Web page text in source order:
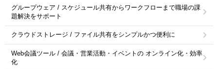
グループウェア / スケジュール共有からワークフローまで職場の課
題解決をサポート
クラウドストレージ / ファイル共有をシンプルかつ便利に
Web会議ツール / 会議・営業活動・イベントの オンライン化・効率
化